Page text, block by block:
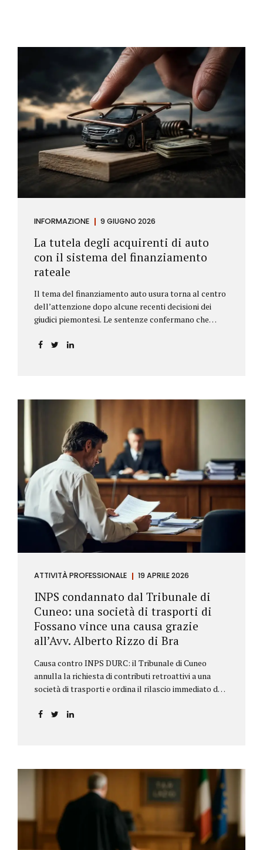
INFORMAZIONE 9 GIUGNO 2026
La tutela degli acquirenti di auto
con il sistema del finanziamento
rateale
Il tema del finanziamento auto usura torna al centro
dell’attenzione dopo alcune recenti decisioni dei
giudici piemontesi. Le sentenze confermano che
incidere sul calcolo del tasso effettivo e aprire la
ATTIVITÀ PROFESSIONALE 19 APRILE 2026
INPS condannato dal Tribunale di
Cuneo: una società di trasporti di
Fossano vince una causa grazie
all’Avv. Alberto Rizzo di Bra
Causa contro INPS DURC: il Tribunale di Cuneo
annulla la richiesta di contributi retroattivi a una
società di trasporti e ordina il rilascio immediato del